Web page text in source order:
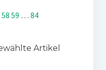
58 59 … 84
Artikel